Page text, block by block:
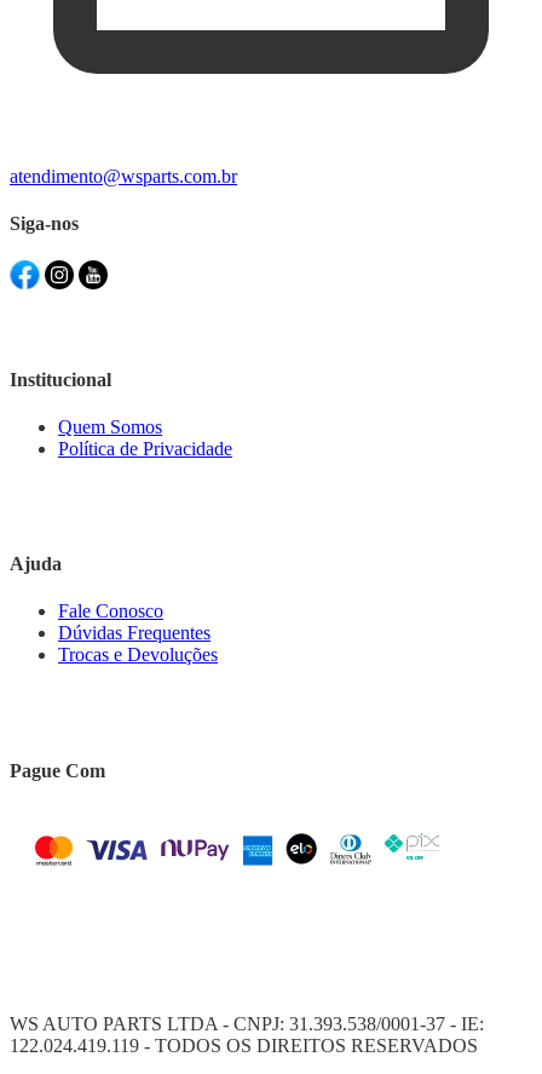
atendimento@wsparts.com.br
Siga-nos
Institucional
Quem Somos
Política de Privacidade
Ajuda
Fale Conosco
Dúvidas Frequentes
Trocas e Devoluções
Pague Com
WS AUTO PARTS LTDA - CNPJ: 31.393.538/0001-37 - IE:
122.024.419.119 - TODOS OS DIREITOS RESERVADOS